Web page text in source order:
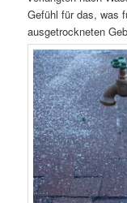
Gefühl für das, was
ausgetrockneten